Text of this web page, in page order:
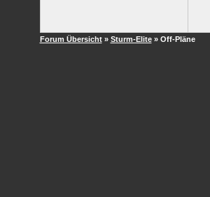
Forum Übersicht » Sturm-Elite » Off-Pläne